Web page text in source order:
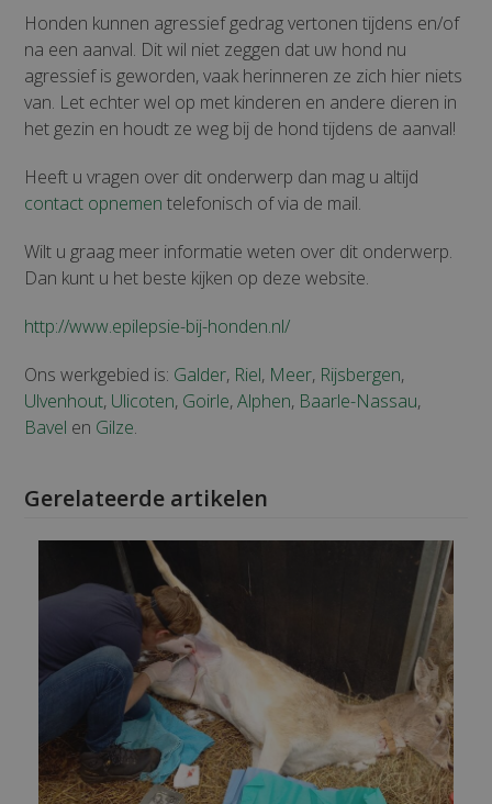
Honden kunnen agressief gedrag vertonen tijdens en/of
na een aanval. Dit wil niet zeggen dat uw hond nu
agressief is geworden, vaak herinneren ze zich hier niets
van. Let echter wel op met kinderen en andere dieren in
het gezin en houdt ze weg bij de hond tijdens de aanval!
Heeft u vragen over dit onderwerp dan mag u altijd
contact opnemen telefonisch of via de mail.
Wilt u graag meer informatie weten over dit onderwerp.
Dan kunt u het beste kijken op deze website.
http://www.epilepsie-bij-honden.nl/
Ons werkgebied is: Galder, Riel, Meer, Rijsbergen,
Ulvenhout, Ulicoten, Goirle,Alphen, Baarle-Nassau,
Bavel en Gilze.
Gerelateerde artikelen